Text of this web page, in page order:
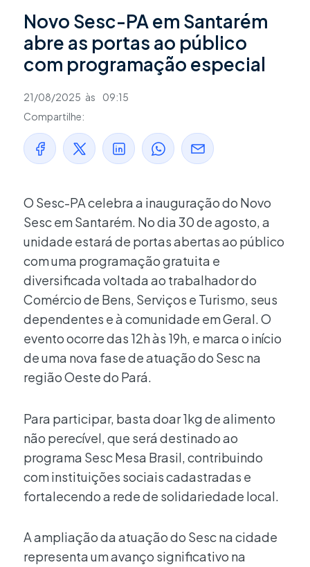
Novo Sesc-PA em Santarém
abre as portas ao público
com programação especial
21/08/2025 às
09:15
Compartilhe:
O Sesc-PA celebra a inauguração do Novo
Sesc em Santarém. No dia 30 de agosto, a
unidade estará de portas abertas ao público
com uma programação gratuita e
diversificada voltada ao trabalhador do
Comércio de Bens, Serviços e Turismo, seus
dependentes e à comunidade em Geral. O
evento ocorre das 12h às 19h, e marca o início
de uma nova fase de atuação do Sesc na
região Oeste do Pará.
Para participar, basta doar 1kg de alimento
não perecível, que será destinado ao
programa Sesc Mesa Brasil, contribuindo
com instituições sociais cadastradas e
fortalecendo a rede de solidariedade local.
A ampliação da atuação do Sesc na cidade
representa um avanço significativo na